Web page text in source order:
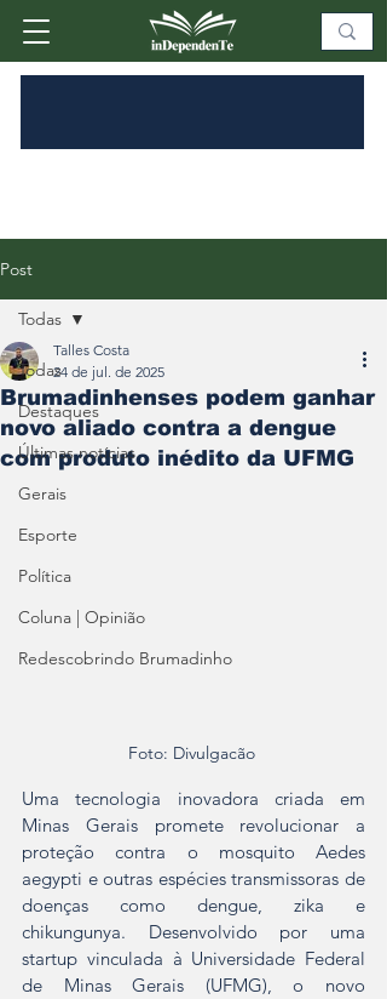
Post
Todas
Destaques
Últimas notícias
Gerais
Esporte
Política
Coluna | Opinião
Redescobrindo Brumadinho
Todas
Brumadinhenses podem ganhar
novo aliado contra a dengue
com produto inédito da UFMG
Talles Costa
24 de jul. de 2025
Foto: Divulgacão
Uma tecnologia inovadora criada em
Minas Gerais promete revolucionar a
proteção contra o mosquito Aedes
aegypti e outras espécies transmissoras de
doenças como dengue, zika e
chikungunya. Desenvolvido por uma
startup vinculada à Universidade Federal
de Minas Gerais (UFMG), o novo